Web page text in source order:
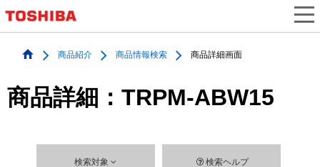
商品紹介 商品情報検索 商品詳細画面
商品詳細：TRPM-ABW15
検索対象 検索ヘルプ